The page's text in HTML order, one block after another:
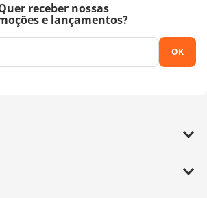
receber nossas
e lançamentos?
OK